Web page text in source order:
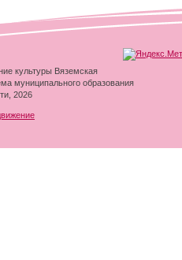
культуры Вяземская
муниципального образования
2026